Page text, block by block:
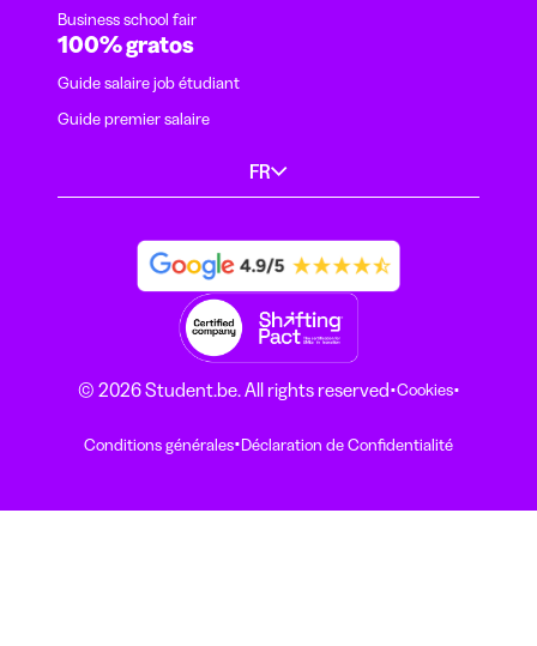
Business school fair
100% gratos
Guide salaire job étudiant
Guide premier salaire
FR
© 2026 Student.be. All rights reserved·Cookies·
Conditions générales·Déclaration de Confidentialité